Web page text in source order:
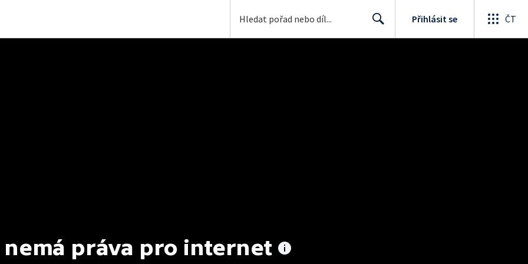
Přihlásit se ČT
nemá práva pro internet